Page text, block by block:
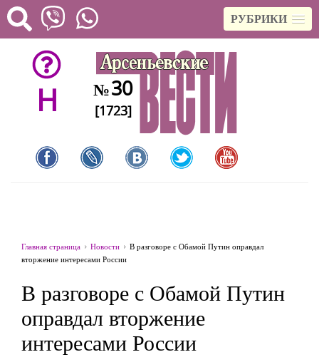
РУБРИКИ
H №30
[1723]
Главная страница Новости
В разговоре с Обамой Путин оправдал
вторжение интересами России
В разговоре с Обамой Путин
оправдал вторжение
интересами России